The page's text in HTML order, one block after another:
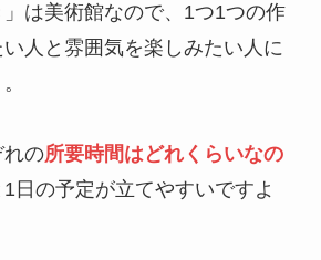
」は美術館なので、1つ1つの作
人と雰囲気を楽しみたい人に
れの所要時間はどれくらいなの
日の予定が立てやすいですよ